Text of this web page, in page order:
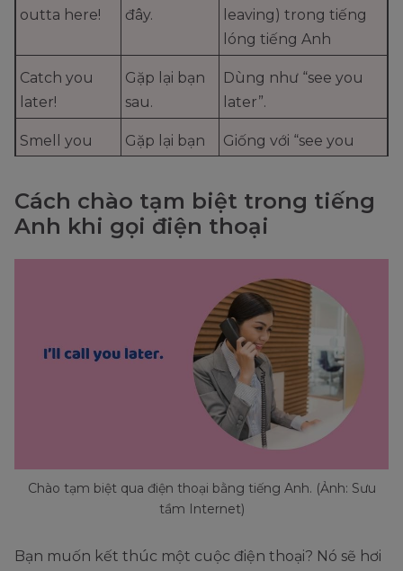
outta here!
đây.
leaving) trong tiếng
lóng tiếng Anh
Catch you
later!
Gặp lại bạn
sau.
Dùng như “see you
later”.
Smell you
Gặp lại bạn
Giống với “see you
Đây là tiếng lóng (đã
có từ lâu) của người
thú vị để nói lời tạm
biệt!
Ta-ra! Tạm biệt.
Tiếng lóng miền Bắc
nước Anh có nghĩa là
“tạm biệt”.
Cách chào tạm biệt trong tiếng
Anh khi gọi điện thoại
Chào tạm biệt qua điện thoại bằng tiếng Anh. (Ảnh: Sưu
tầm Internet)
Bạn muốn kết thúc một cuộc điện thoại? Nó sẽ hơi